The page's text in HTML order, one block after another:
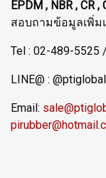
EPDM , NBR , CR ,
สอบถามข้อมูลเพิ่ม
Tel : 02-489-5525
LINE@ :
Email: